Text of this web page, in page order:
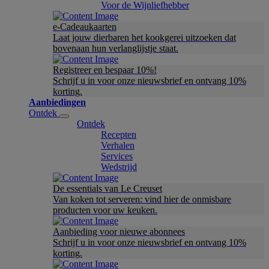
Voor de Wijnliefhebber
e-Cadeaukaarten
Laat jouw dierbaren het kookgerei uitzoeken dat
bovenaan hun verlanglijstje staat.
Registreer en bespaar 10%!
Schrijf u in voor onze nieuwsbrief en ontvang 10%
korting.
Aanbiedingen
Ontdek
Ontdek
Recepten
Verhalen
Services
Wedstrijd
De essentials van Le Creuset
Van koken tot serveren: vind hier de onmisbare
producten voor uw keuken.
Aanbieding voor nieuwe abonnees
Schrijf u in voor onze nieuwsbrief en ontvang 10%
korting.